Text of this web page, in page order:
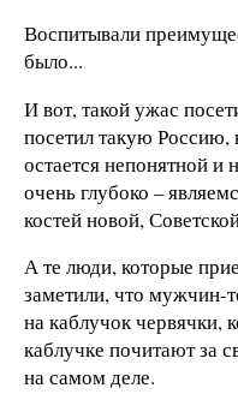
Воспитывали
было...
И вот, такой ужас
посетил такую Россию,
остается непонятной
очень глубоко –
костей новой,
А те люди, которые
заметили, что мужчин-
на каблучок червячки,
каблучке почитают за
на самом деле.